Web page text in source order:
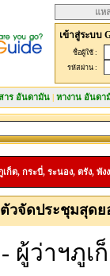
แห
เข้าสู่ระบบ
ชื่อผู้ใช้ :
รหัสผ่าน :
าร อันดามัน | หางาน อันดา
ต, กระบี่, ระนอง, ตรัง, พัง
วจัดประชุมสุดย
ผู้ว่าฯภูเ